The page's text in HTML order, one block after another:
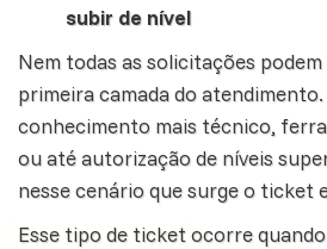
subir de nível
Nem todas as solicitações
primeira camada do atendimento.
conhecimento mais técnico,
ou até autorização de níveis
nesse cenário que surge o ticket
Esse tipo de ticket ocorre